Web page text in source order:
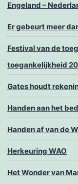
Engeland –
Er gebeurt meer
Festival van de
toegankelijkheid
Gates houdt
Handen aan het bed
Handen af van de
Herkeuring WAO
Het Wonder van